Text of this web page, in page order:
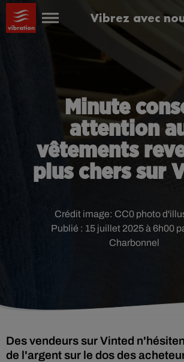
Vibrez avec
Minute
attention
vêtements
plus chers sur
Publié : 15 juillet 2025 à 6h00
Charbonnel
Crédit image: CC0 photo
Des vendeurs sur Vinted
de l'argent sur le dos des